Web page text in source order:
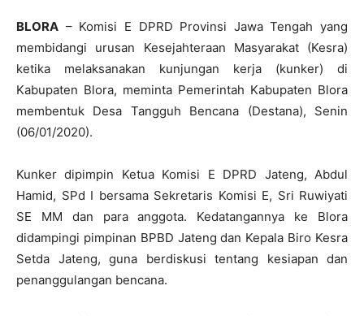
BLORA – Komisi E DPRD Provinsi Jawa Tengah yang
membidangi urusan Kesejahteraan Masyarakat (Kesra)
ketika melaksanakan kunjungan kerja (kunker) di
Kabupaten Blora, meminta Pemerintah Kabupaten Blora
membentuk Desa Tangguh Bencana (Destana), Senin
(06/01/2020).
Kunker dipimpin Ketua Komisi E DPRD Jateng, Abdul
Hamid, SPd I bersama Sekretaris Komisi E, Sri Ruwiyati
SE MM dan para anggota. Kedatangannya ke Blora
didampingi pimpinan BPBD Jateng dan Kepala Biro Kesra
Setda Jateng, guna berdiskusi tentang kesiapan dan
penanggulangan bencana.